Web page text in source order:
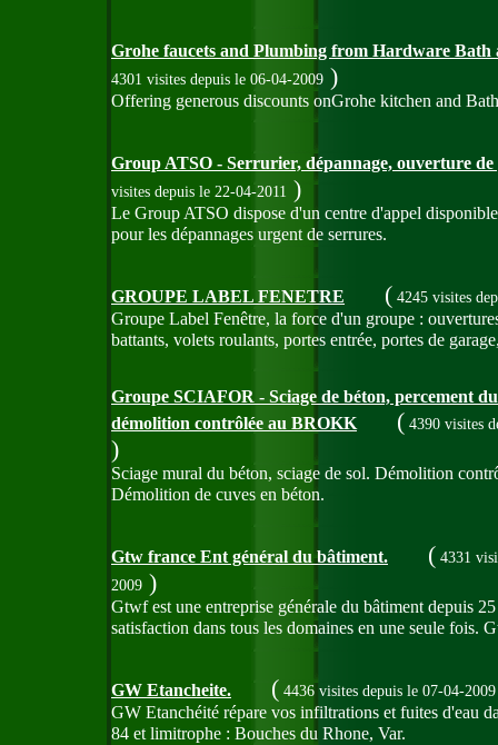
Grohe faucets and Plumbing from Hardware Bath
4301 visites depuis le 06-04-2009 )
Offering generous discounts onGrohe kitchen and
Group ATSO - Serrurier, dépannage, ouverture de
visites depuis le 22-04-2011 )
Le Group ATSO dispose d'un centre d'appel
pour les dépannages urgent de serrures.
GROUPE LABEL FENETRE ( 4245 visites
Groupe Label Fenêtre, la force d'un groupe :
battants, volets roulants, portes entrée, portes de
Groupe SCIAFOR - Sciage de béton, percement
démolition contrôlée au BROKK( 4390 visites
)
Sciage mural du béton, sciage de sol. Démolition
Démolition de cuves en béton.
Gtw france Ent général du bâtiment. ( 4331
2009 )
Gtwf est une entreprise générale du bâtiment depuis
satisfaction dans tous les domaines en une seule fois.
GW Etancheite. ( 4436 visites depuis le 07-04-2009
GW Etanchéité répare vos infiltrations et fuites d'eau
84 et limitrophe : Bouches du Rhone, Var.